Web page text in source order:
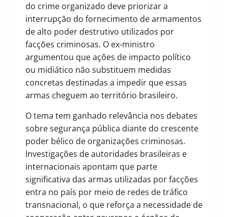
do crime organizado deve priorizar a
interrupção do fornecimento de armamentos
de alto poder destrutivo utilizados por
facções criminosas. O ex-ministro
argumentou que ações de impacto político
ou midiático não substituem medidas
concretas destinadas a impedir que essas
armas cheguem ao território brasileiro.
O tema tem ganhado relevância nos debates
sobre segurança pública diante do crescente
poder bélico de organizações criminosas.
Investigações de autoridades brasileiras e
internacionais apontam que parte
significativa das armas utilizadas por facções
entra no país por meio de redes de tráfico
transnacional, o que reforça a necessidade de